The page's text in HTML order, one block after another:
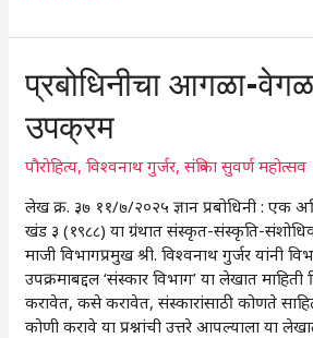
प्रबोधिनीचा आगळा-वेगळा
उपक्रम
पौरोहित्य,विश्वनाथ गुर्जर,संत्रिका सुवर्ण महोत्सव
लेख क्र. ३७ ११/७/२०२५ ज्ञान प्रबोधिनी : एक
खंड ३ (१९८८) या ग्रंथात संस्कृत-संस्कृति-
माजी विभागप्रमुख श्री. विश्वनाथ गुर्जर यांनी
उपक्रमाबद्दल ‘संस्कार विभाग’ या लेखात
करावेत, कसे करावेत, संस्कारांसाठी कोणते
कोणी करावे या प्रश्नांची उत्तरे आपल्याला या
प्रबोधिनीचा
आगळा-
वेगळा
‘पौरोहित्य’
उपक्रम